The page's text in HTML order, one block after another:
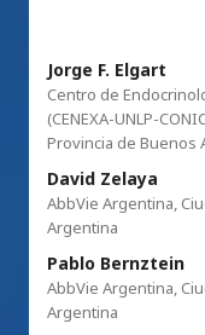
Jorge F. Elgart
Centro de
(CENEXA-UNLP-
Provincia de Buenos
David Zelaya
AbbVie Argentina,
Argentina
Pablo Bernztein
AbbVie Argentina,
Argentina